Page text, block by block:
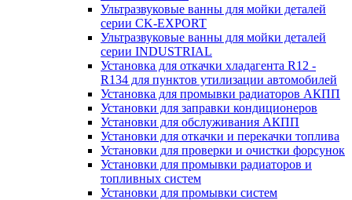
Ультразвуковые ванны для мойки деталей
серии CK-EXPORT
Ультразвуковые ванны для мойки деталей
серии INDUSTRIAL
Установка для откачки хладагента R12 -
R134 для пунктов утилизации автомобилей
Установка для промывки радиаторов АКПП
Установки для заправки кондиционеров
Установки для обслуживания АКПП
Установки для откачки и перекачки топлива
Установки для проверки и очистки форсунок
Установки для промывки радиаторов и
топливных систем
Установки для промывки систем